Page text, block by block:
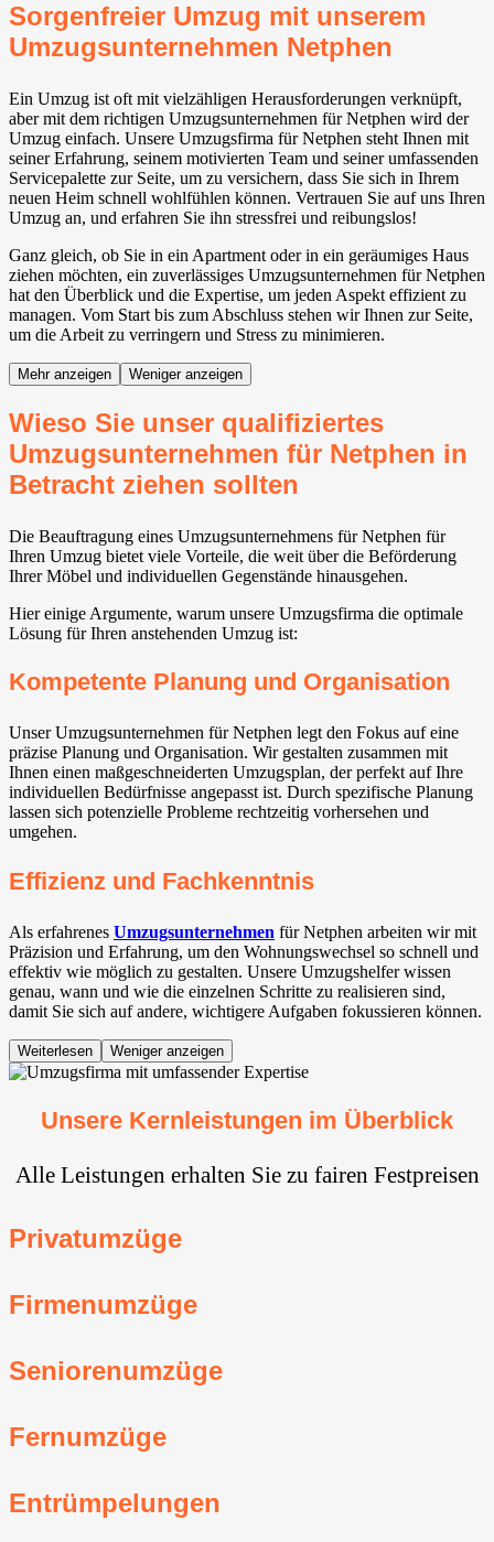
Sorgenfreier Umzug mit unserem
Umzugsunternehmen Netphen
Ein Umzug ist oft mit vielzähligen Herausforderungen verknüpft,
aber mit dem richtigen Umzugsunternehmen für Netphen wird der
Umzug einfach. Unsere Umzugsfirma für Netphen steht Ihnen mit
seiner Erfahrung, seinem motivierten Team und seiner umfassenden
Servicepalette zur Seite, um zu versichern, dass Sie sich in Ihrem
neuen Heim schnell wohlfühlen können. Vertrauen Sie auf uns Ihren
Umzug an, und erfahren Sie ihn stressfrei und reibungslos!
Ganz gleich, ob Sie in ein Apartment oder in ein geräumiges Haus
ziehen möchten, ein zuverlässiges Umzugsunternehmen für Netphen
hat den Überblick und die Expertise, um jeden Aspekt effizient zu
managen. Vom Start bis zum Abschluss stehen wir Ihnen zur Seite,
um die Arbeit zu verringern und Stress zu minimieren.
Mehr anzeigen Weniger anzeigen
Wieso Sie unser qualifiziertes
Umzugsunternehmen für Netphen in
Betracht ziehen sollten
Die Beauftragung eines Umzugsunternehmens für Netphen für
Ihren Umzug bietet viele Vorteile, die weit über die Beförderung
Ihrer Möbel und individuellen Gegenstände hinausgehen.
Hier einige Argumente, warum unsere Umzugsfirma die optimale
Lösung für Ihren anstehenden Umzug ist:
Kompetente Planung und Organisation
Unser Umzugsunternehmen für Netphen legt den Fokus auf eine
präzise Planung und Organisation. Wir gestalten zusammen mit
Ihnen einen maßgeschneiderten Umzugsplan, der perfekt auf Ihre
individuellen Bedürfnisse angepasst ist. Durch spezifische Planung
lassen sich potenzielle Probleme rechtzeitig vorhersehen und
umgehen.
Effizienz und Fachkenntnis
Als erfahrenes Umzugsunternehmen für Netphen arbeiten wir mit
Präzision und Erfahrung, um den Wohnungswechsel so schnell und
effektiv wie möglich zu gestalten. Unsere Umzugshelfer wissen
genau, wann und wie die einzelnen Schritte zu realisieren sind,
damit Sie sich auf andere, wichtigere Aufgaben fokussieren können.
Weiterlesen Weniger anzeigen
Unsere Kernleistungen im Überblick
Alle Leistungen erhalten Sie zu fairen Festpreisen
Privatumzüge
Firmenumzüge
Seniorenumzüge
Fernumzüge
Entrümpelungen